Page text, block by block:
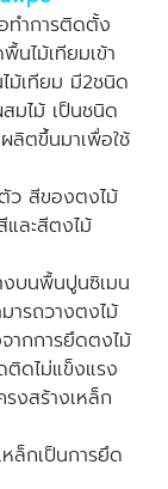
ทำการติดตั้ง
ไม้เทียมเข้า
ม้เทียม มี2ชนิด
มไม้ เป็นชนิด
ลิตขึ้นมาเพื่อใช้
ว สีของตงไม้
ละสีตงไม้
บนพื้นปูนซิเมน
ารถวางตงไม้
ากการยึดตงไม้
ติดไม่แข็งแรง
งสร้างเหล็ก
ล็กเป็นการยึด